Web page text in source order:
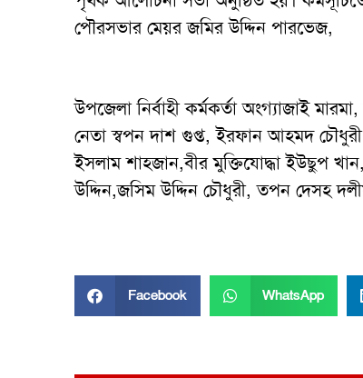
পৌরসভার মেয়র জমির উদ্দিন পারভেজ,
উপজেলা নির্বাহী কর্মকর্তা অংগ্যাজাই
নেতা স্বপন দাশ গুপ্ত, ইরফান আহমদ
ইসলাম শাহজান,বীর মুক্তিযোদ্ধা ইউছুপ
উদ্দিন,জসিম উদ্দিন চৌধুরী, তপন দেসহ
Facebook WhatsApp